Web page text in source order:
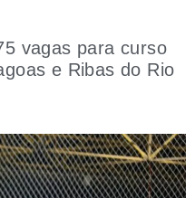
vagas para curso
e Ribas do Rio